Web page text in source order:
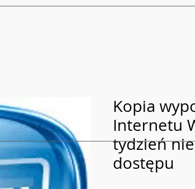
Kopia
Internetu
tydzień
dostępu